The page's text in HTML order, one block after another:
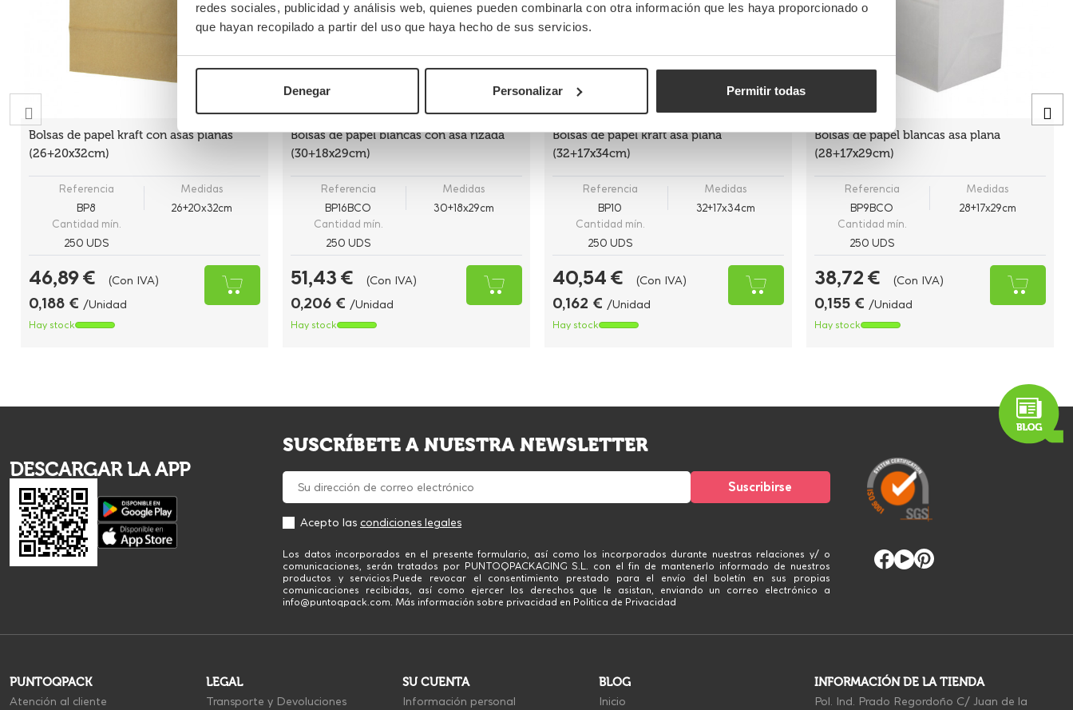
redes sociales, publicidad y análisis web, quienes pueden combinarla con otra información que les haya proporcionado o
que hayan recopilado a partir del uso que haya hecho de sus servicios.
Denegar Personalizar Permitir todas
Bolsas de papel kraft con asas planas
(26+20x32cm)
Referencia
BP8
Medidas
26+20x32cm
Cantidad mín.
250 UDS
46,89 € (Con IVA)
0,188 € /Unidad
Hay stock
Bolsas de papel blancas con asa rizada
(30+18x29cm)
Referencia
BP16BCO
Medidas
30+18x29cm
Cantidad mín.
250 UDS
51,43 € (Con IVA)
0,206 € /Unidad
Hay stock
Bolsas de papel kraft asa plana
(32+17x34cm)
Referencia
BP10
Medidas
32+17x34cm
Cantidad mín.
250 UDS
40,54 € (Con IVA)
0,162 € /Unidad
Hay stock
Bolsas de papel blancas asa plana
(28+17x29cm)
Referencia
BP9BCO
Medidas
28+17x29cm
Cantidad mín.
250 UDS
38,72 € (Con IVA)
0,155 € /Unidad
Hay stock
DESCARGAR LA APP
SUSCRÍBETE A NUESTRA NEWSLETTER
Acepto las condiciones legales
Los datos incorporados en el presente formulario, así como los incorporados durante nuestras relaciones y/ o
comunicaciones, serán tratados por PUNTOQPACKAGING S.L. con el fin de mantenerlo informado de nuestros
productos y servicios.Puede revocar el consentimiento prestado para el envío del boletín en sus propias
comunicaciones recibidas, así como ejercer los derechos que le asistan, enviando un correo electrónico a
info@puntoqpack.com. Más información sobre privacidad en Politica de Privacidad
PUNTOQPACK
Atención al cliente
LEGAL
Transporte y Devoluciones
SU CUENTA
Información personal
BLOG
Inicio
INFORMACIÓN DE LA TIENDA
Pol. Ind. Prado Regordoño C/ Juan de la